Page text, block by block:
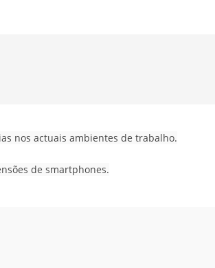
nos actuais ambientes de trabalho.
de smartphones.